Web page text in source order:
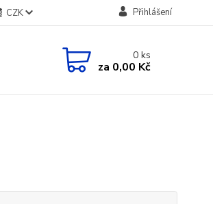
CZK Přihlášení
0ks
za 0,00 Kč